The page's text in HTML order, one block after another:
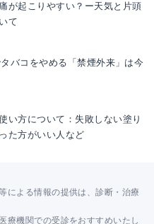
が起こりやすい？ー天気と片頭
て
バコをやめる「禁煙外来」は今
い方について：失敗しない塗り
た方がいい人など
による情報の提供は、診断・治療
療機関での受診をおすすめいたし